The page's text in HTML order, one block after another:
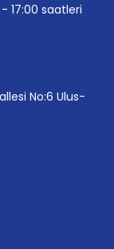
17:00 saatleri
No:6 Ulus-